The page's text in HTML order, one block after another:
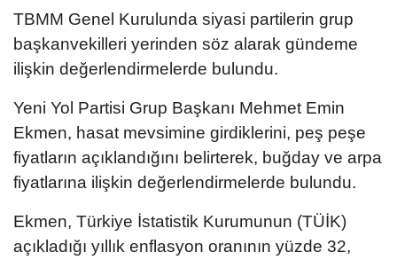
TBMM Genel Kurulunda siyasi partilerin grup
başkanvekilleri yerinden söz alarak gündeme
ilişkin değerlendirmelerde bulundu.
Yeni Yol Partisi Grup Başkanı Mehmet Emin
Ekmen, hasat mevsimine girdiklerini, peş peşe
fiyatların açıklandığını belirterek, buğday ve arpa
fiyatlarına ilişkin değerlendirmelerde bulundu.
Ekmen, Türkiye İstatistik Kurumunun (TÜİK)
açıkladığı yıllık enflasyon oranının yüzde 32,